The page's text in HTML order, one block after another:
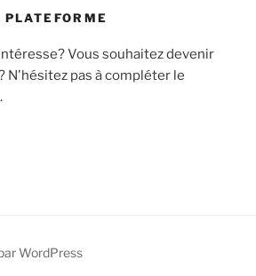
Vous souhaitez devenir
N'hésitez pas à compléter le
WordPress